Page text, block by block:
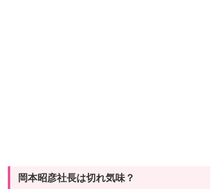
岡本昭彦社長は切れ気味？